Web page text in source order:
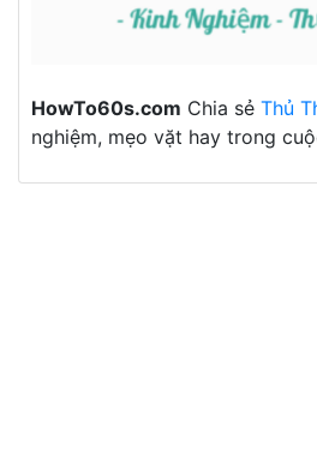
HowTo60s.com Chia sẻ Thủ
nghiệm, mẹo vặt hay trong